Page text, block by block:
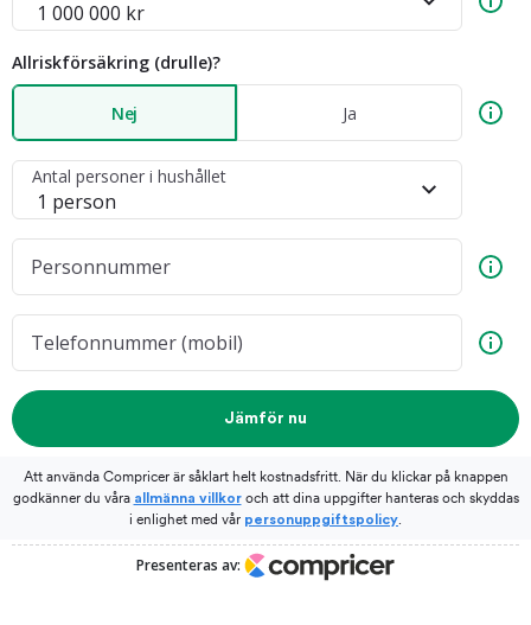
Allriskförsäkring (drulle)?
Nej Ja
Antal personer i hushållet
Personnummer
Telefonnummer (mobil)
Jämför nu
Att använda Compricer är såklart helt kostnadsfritt. När du klickar på knappen
godkänner du våra allmänna villkoroch att dina uppgifter hanteras och skyddas
i enlighet med vår personuppgiftspolicy.
Presenteras av: